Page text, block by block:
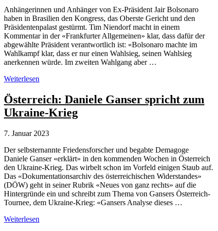
Anhängerinnen und Anhänger von Ex-Präsident Jair Bolsonaro
haben in Brasilien den Kongress, das Oberste Gericht und den
Präsidentenpalast gestürmt. Tim Niendorf macht in einem
Kommentar in der «Frankfurter Allgemeinen» klar, dass dafür der
abgewählte Präsident verantwortlich ist: «Bolsonaro machte im
Wahlkampf klar, dass er nur einen Wahlsieg, seinen Wahlsieg
anerkennen würde. Im zweiten Wahlgang aber …
Bolsonaro
Trumps
Spuren
Weiterlesen
Österreich: Daniele Ganser spricht zum
Ukraine-Krieg
7. Januar 2023
Der selbsternannte Friedensforscher und begabte Demagoge
Daniele Ganser «erklärt» in den kommenden Wochen in Österreich
den Ukraine-Krieg. Das wirbelt schon im Vorfeld einigen Staub auf.
Das «Dokumentationsarchiv des österreichischen Widerstandes»
(DÖW) geht in seiner Rubrik «Neues von ganz rechts» auf die
Hintergründe ein und schreibt zum Thema von Gansers Österreich-
Tournee, dem Ukraine-Krieg: «Gansers Analyse dieses …
Österreich:
Weiterlesen